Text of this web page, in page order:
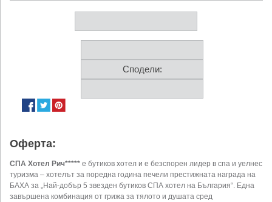
Сподели:
Оферта:
СПА Хотел Рич***** е бутиков хотел и е безспорен лидер в спа и уелнес
туризма – хотелът за поредна година печели престижната награда на
БАХА за „Най-добър 5 звезден бутиков СПА хотел на България“. Една
завършена комбинация от грижа за тялото и душата сред